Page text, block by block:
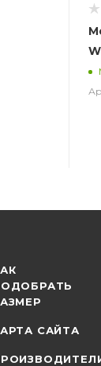
САЙТА